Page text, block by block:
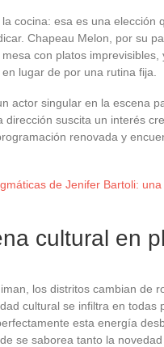
cocina: esa es una elección
Chapeau Melon, por su
con platos
lugar de por una rutina fija.
actor singular en la escena
suscita un interés
renovada y
de Jenifer Bartoli:
cultural en
los distritos cambian de
cultural se infiltra en todas
esta energía
se saborea tanto la novedad